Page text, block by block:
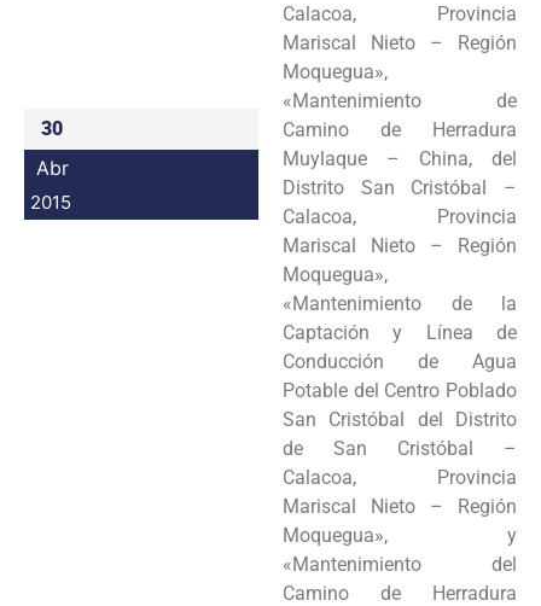
30
Abr
2015
Calacoa, Provincia
Mariscal Nieto – Región
Moquegua»,
«Mantenimiento de
Camino de Herradura
Muylaque – China, del
Distrito San Cristóbal –
Calacoa, Provincia
Mariscal Nieto – Región
Moquegua»,
«Mantenimiento de la
Captación y Línea de
Conducción de Agua
Potable del Centro Poblado
San Cristóbal del Distrito
de San Cristóbal –
Calacoa, Provincia
Mariscal Nieto – Región
Moquegua», y
«Mantenimiento del
Camino de Herradura